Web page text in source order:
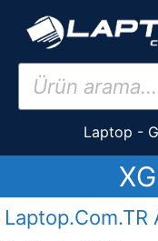
Products
search
Laptop -